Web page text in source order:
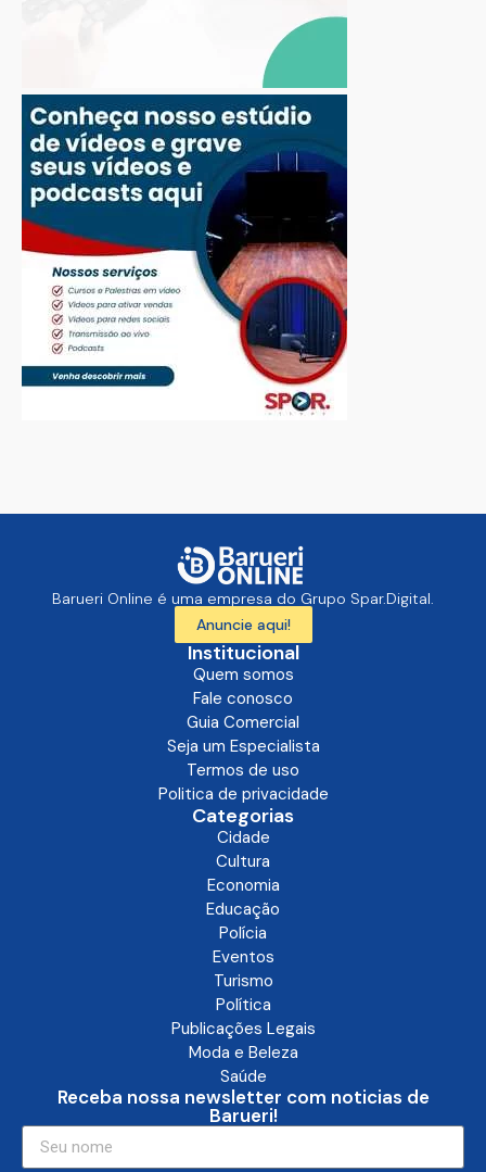
Barueri Online é uma empresa do Grupo Spar.Digital.
Anuncie aqui!
Institucional
Quem somos
Fale conosco
Guia Comercial
Seja um Especialista
Termos de uso
Politica de privacidade
Categorias
Cidade
Cultura
Economia
Educação
Polícia
Eventos
Turismo
Política
Publicações Legais
Moda e Beleza
Saúde
Receba nossa newsletter com noticias de
Barueri!